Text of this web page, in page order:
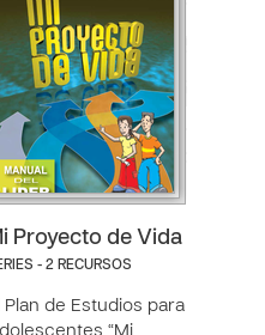
Proyecto de Vida
- 2 RECURSOS
Plan de Estudios para
“Mi